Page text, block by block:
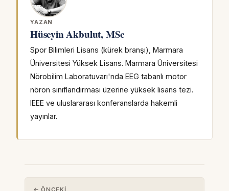
YAZAN
Hüseyin Akbulut, MSc
Spor Bilimleri Lisans (kürek branşı), Marmara
Üniversitesi Yüksek Lisans. Marmara Üniversitesi
Nörobilim Laboratuvarı'nda EEG tabanlı motor
nöron sınıflandırması üzerine yüksek lisans tezi.
IEEE ve uluslararası konferanslarda hakemli
yayınlar.
← ÖNCEKI